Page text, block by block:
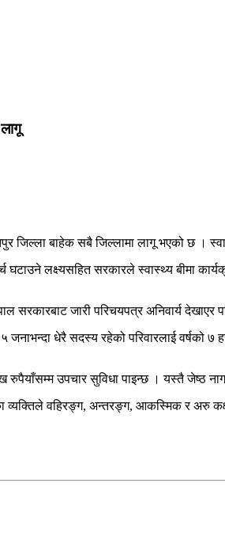
जिल्ला बाहेक सबै जिल्लामा लागू भएको छ ।
घटाउने लक्ष्यसहित सरकारले स्वास्थ्य बीमा
सरकारबाट जारी परिचयपत्र अनिवार्य देखाएर
जनाभन्दा धेरै सदस्य रहेको परिवारलाई
उपचार सुविधा पाइन्छ । यस्तै जेष्ठ
व्यक्तिले वहिरङ्ग, अन्तरङ्ग, आकस्मिक र अरु